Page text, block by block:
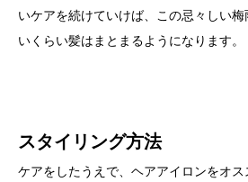
いケアを続けていけば、この忌々しい
いくらい髪はまとまるようになります。
スタイリング方法
ケアをしたうえで、ヘアアイロンをオス